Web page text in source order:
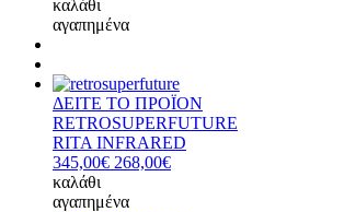
καλάθι
αγαπημένα
ΔΕΙΤΕ ΤΟ ΠΡΟΪΟΝ
RETROSUPERFUTURE
RITA INFRARED
345,00€ 268,00€
καλάθι
αγαπημένα